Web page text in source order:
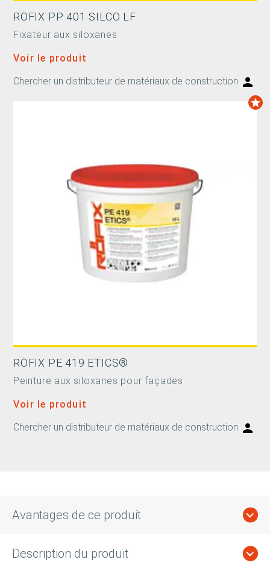
RÖFIX PP 401 SILCO LF
Fixateur aux siloxanes
Voir le produit
Chercher un distributeur de matériaux de construction
RÖFIX PE 419 ETICS®
Peinture aux siloxanes pour façades
Voir le produit
Chercher un distributeur de matériaux de construction
Avantages de ce produit
Description du produit